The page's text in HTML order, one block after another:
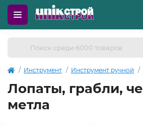
Инструмент Инструмент ручной
Лопаты, грабли,
метла